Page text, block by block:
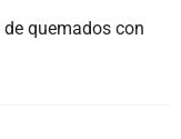
quemados con